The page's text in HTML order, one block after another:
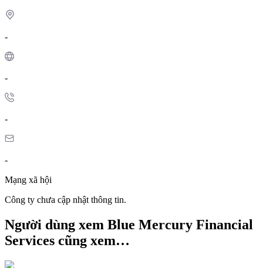
-
-
-
-
Mạng xã hội
Công ty chưa cập nhật thông tin.
Người dùng xem Blue Mercury Financial
Services cũng xem…